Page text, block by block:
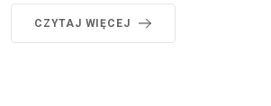
CZYTAJ WIĘCEJ